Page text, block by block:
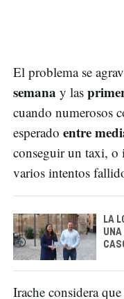
El problema se
semana y las
cuando numerosos
esperado entre
conseguir un taxi, o
varios intentos
LA
UNA
Irache considera